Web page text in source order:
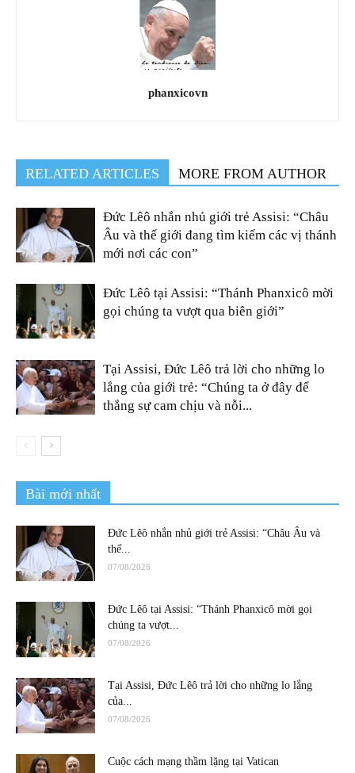
phanxicovn
RELATED ARTICLES MORE FROM AUTHOR
Đức Lêô nhắn nhủ giới trẻ Assisi: “Châu
Âu và thế giới đang tìm kiếm các vị thánh
mới nơi các con”
Đức Lêô tại Assisi: “Thánh Phanxicô mời
gọi chúng ta vượt qua biên giới”
Tại Assisi, Đức Lêô trả lời cho những lo
lắng của giới trẻ: “Chúng ta ở đây để
thắng sự cam chịu và nỗi...
Bài mới nhất
Đức Lêô nhắn nhủ giới trẻ Assisi: “Châu Âu và
thế...
07/08/2026
Đức Lêô tại Assisi: “Thánh Phanxicô mời gọi
chúng ta vượt...
07/08/2026
Tại Assisi, Đức Lêô trả lời cho những lo lắng
của...
07/08/2026
Cuộc cách mạng thầm lặng tại Vatican